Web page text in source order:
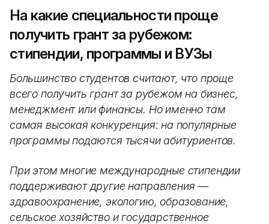
На какие специальности проще
получить грант за рубежом:
стипендии, программы и ВУЗы
Большинство студентов считают, что проще
всего получить грант за рубежом на бизнес,
менеджмент или финансы. Но именно там
самая высокая конкуренция: на популярные
программы подаются тысячи абитуриентов.
При этом многие международные стипендии
поддерживают другие направления —
здравоохранение, экологию, образование,
сельское хозяйство и государственное